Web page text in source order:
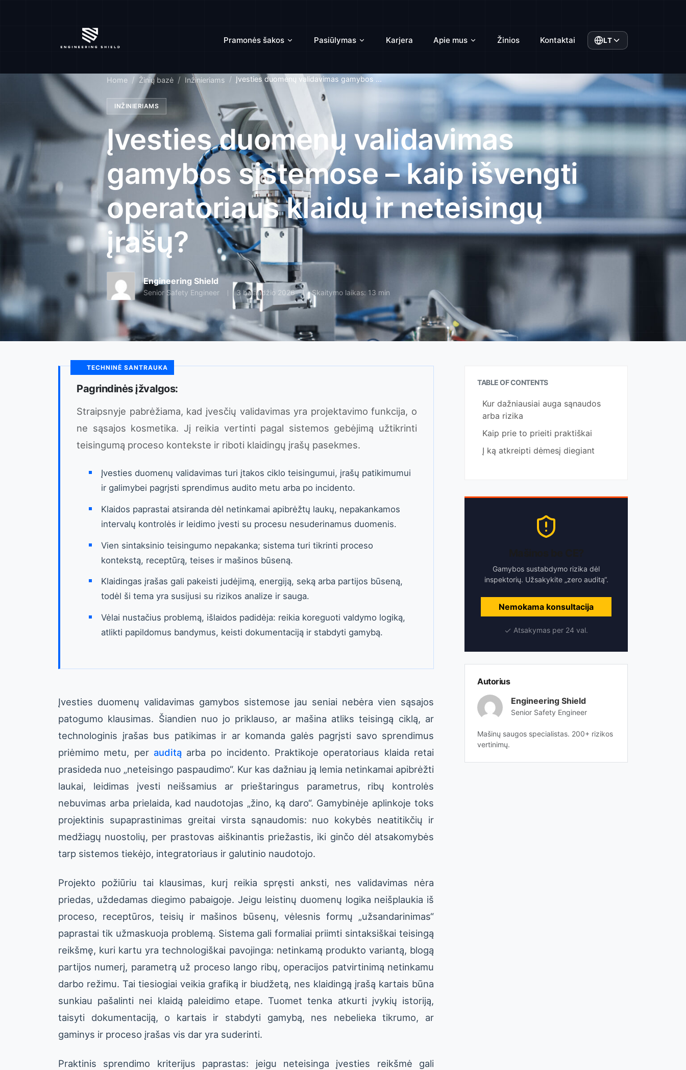
Pramonės šakos Pasiūlymas Karjera Apie mus Žinios Kontaktai LT
Home Žinių bazė Inžinieriams Įvesties duomenų validavimas gamybos ...
INŽINIERIAMS
Įvesties duomenų validavimas
gamybos sistemose – kaip išvengti
operatoriaus klaidų ir neteisingų
įrašų?
Engineering Shield
Senior Safety Engineer 3 balandžio 2026 Skaitymo laikas: 13 min
TECHNINĖ SANTRAUKA
Pagrindinės įžvalgos:
Straipsnyje pabrėžiama, kad įvesčių validavimas yra projektavimo funkcija, o
ne sąsajos kosmetika. Jį reikia vertinti pagal sistemos gebėjimą užtikrinti
teisingumą proceso kontekste ir riboti klaidingų įrašų pasekmes.
Įvesties duomenų validavimas turi įtakos ciklo teisingumui, įrašų patikimumui
ir galimybei pagrįsti sprendimus audito metu arba po incidento.
Klaidos paprastai atsiranda dėl netinkamai apibrėžtų laukų, nepakankamos
intervalų kontrolės ir leidimo įvesti su procesu nesuderinamus duomenis.
Vien sintaksinio teisingumo nepakanka; sistema turi tikrinti proceso
kontekstą, receptūrą, teises ir mašinos būseną.
Klaidingas įrašas gali pakeisti judėjimą, energiją, seką arba partijos būseną,
todėl ši tema yra susijusi su rizikos analize ir sauga.
Vėlai nustačius problemą, išlaidos padidėja: reikia koreguoti valdymo logiką,
atlikti papildomus bandymus, keisti dokumentaciją ir stabdyti gamybą.
Įvesties duomenų validavimas gamybos sistemose jau seniai nebėra vien sąsajos
patogumo klausimas. Šiandien nuo jo priklauso, ar mašina atliks teisingą ciklą, ar
technologinis įrašas bus patikimas ir ar komanda galės pagrįsti savo sprendimus
priėmimo metu, per auditąarba po incidento. Praktikoje operatoriaus klaida retai
prasideda nuo „neteisingo paspaudimo“. Kur kas dažniau ją lemia netinkamai apibrėžti
laukai, leidimas įvesti neišsamius ar prieštaringus parametrus, ribų kontrolės
nebuvimas arba prielaida, kad naudotojas „žino, ką daro“. Gamybinėje aplinkoje toks
projektinis supaprastinimas greitai virsta sąnaudomis: nuo kokybės neatitikčių ir
medžiagų nuostolių, per prastovas aiškinantis priežastis, iki ginčo dėl atsakomybės
tarp sistemos tiekėjo, integratoriaus ir galutinio naudotojo.
Projekto požiūriu tai klausimas, kurį reikia spręsti anksti, nes validavimas nėra
priedas, uždedamas diegimo pabaigoje. Jeigu leistinų duomenų logika neišplaukia iš
proceso, receptūros, teisių ir mašinos būsenų, vėlesnis formų „užsandarinimas“
paprastai tik užmaskuoja problemą. Sistema gali formaliai priimti sintaksiškai teisingą
reikšmę, kuri kartu yra technologiškai pavojinga: netinkamą produkto variantą, blogą
partijos numerį, parametrą už proceso lango ribų, operacijos patvirtinimą netinkamu
darbo režimu. Tai tiesiogiai veikia grafiką ir biudžetą, nes klaidingą įrašą kartais būna
sunkiau pašalinti nei klaidą paleidimo etape. Tuomet tenka atkurti įvykių istoriją,
taisyti dokumentaciją, o kartais ir stabdyti gamybą, nes nebelieka tikrumo, ar
gaminys ir proceso įrašas vis dar yra suderinti.
Praktinis sprendimo kriterijus paprastas: jeigu neteisinga įvesties reikšmė gali
TABLE OF CONTENTS
Kur dažniausiai auga sąnaudos
arba rizika
Kaip prie to prieiti praktiškai
Į ką atkreipti dėmesį diegiant
Gamybos sustabdymo rizika dėl
inspektorių. Užsakykite „zero auditą“.
Nemokama konsultacija
Atsakymas per 24 val.
Autorius
Engineering Shield
Senior Safety Engineer
Mašinų saugos specialistas. 200+ rizikos
vertinimų.